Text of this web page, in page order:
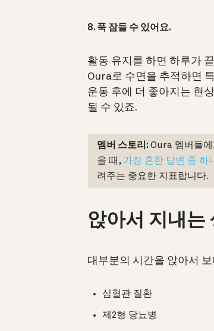
8. 푹 잠들 수 있어요.
활동 유지를 하면 하루가
Oura로 수면을 추적하면
운동 후에 더 좋아지는 현
될 수 있죠.
멤버 스토리: Oura 멤버들
을 때, 가장 흔한 답변 중 하
려주는 중요한 지표랍니다.
앉아서 지내는
대부분의 시간을 앉아서 보
심혈관 질환
제2형 당뇨병